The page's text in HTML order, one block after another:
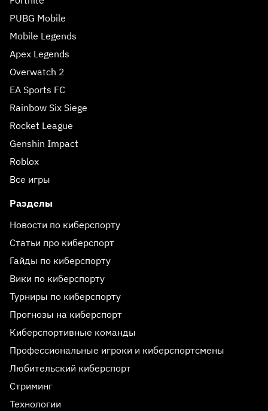
PUBG Mobile
Mobile Legends
Apex Legends
Overwatch 2
EA Sports FC
Rainbow Six Siege
Rocket League
Genshin Impact
Roblox
Все игры
Разделы
Новости по киберспорту
Статьи про киберспорт
Гайды по киберспорту
Вики по киберспорту
Турниры по киберспорту
Прогнозы на киберспорт
Киберспортивные команды
Профессиональные игроки и киберспортсмены
Любительский киберспорт
Стриминг
Технологии